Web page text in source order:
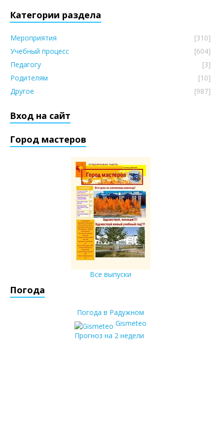
Категории раздела
Мероприятия
[310]
Учебный процесс
[604]
Педагогу
[3]
Родителям
[10]
Другое
[987]
Вход на сайт
Город мастеров
Все выпуски
Погода
Погода в Радужном
Gismeteo
Прогноз на 2 недели